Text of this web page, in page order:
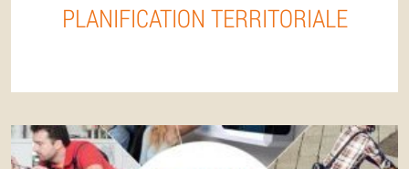
PLANIFICATION TERRITORIALE